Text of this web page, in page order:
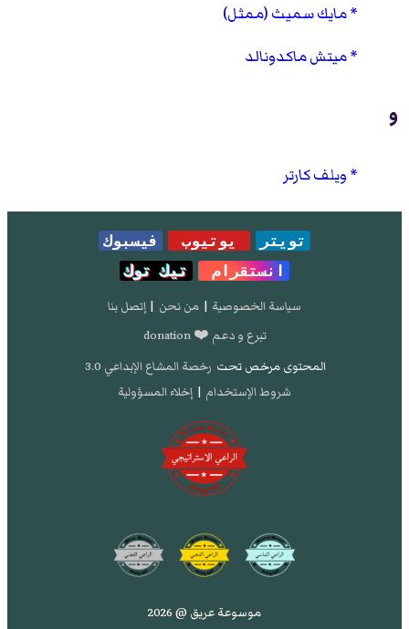
مايك سميث (ممثل)
ميتش ماكدونالد
و
ويلف كارتر
تويتر يوتيوب
فيسبوك
انستقرام
تيك توك
سياسة الخصوصية | من نحن | إتصل بنا
تبرع و دعم ❤️ donation
المحتوى مرخص تحت رخصة المشاع الإبداعي 3.0
شروط الإستخدام | إخلاء المسؤولية
موسوعة عريق @ 2026